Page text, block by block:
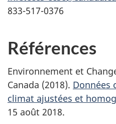
833-517-0376
Références
Environnement et
Canada (2018). Données
climat ajustées et
15 août 2018.